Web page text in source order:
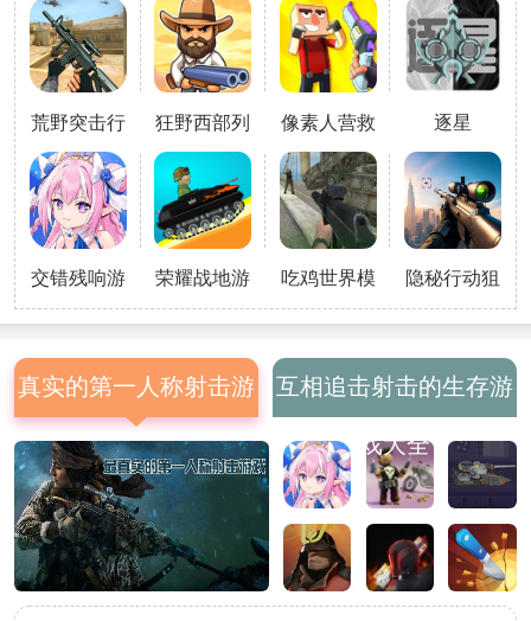
难，游戏中的挑战性十足，玩家们
的目标就是在尽可能的摧毁城堡，
对这款城堡残骸游戏感兴趣的小伙
伴们欢迎来下载试试吧！游戏特色
1、融入完美的物理引擎，可以感
受真实的轰炸效果；2、丰富的城
堡类型，各种知名城堡都在其中，
尽情轰炸；3、多种大炮类型，可
以自由，通
荒野突击行
动2025
狂野西部列
车游戏
像素人营救
行动游戏
逐星
交错残响游
戏
荣耀战地游
戏
吃鸡世界模
拟器
隐秘行动狙
击手
真实的第一人称射击游
戏
互相追击射击的生存游
戏大全